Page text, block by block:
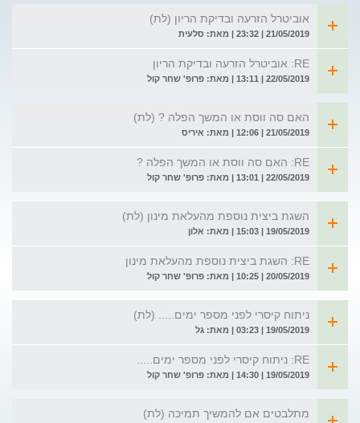
אוביטרל הזרעה ובדיקת הריון (לת)
21/05/2019 | 23:32 | מאת: סלעית
RE: אוביטרל הזרעה ובדיקת הריון
22/05/2019 | 13:11 | מאת: פרופ' שחר קול
האם סה ווסת או המשך הפלה ? (לת)
21/05/2019 | 12:06 | מאת: איריס
RE: האם סה ווסת או המשך הפלה ?
22/05/2019 | 13:01 | מאת: פרופ' שחר קול
השגת ביצית נוספת מהעלאת מינון (לת)
19/05/2019 | 15:03 | מאת: אלון
RE: השגת ביצית נוספת מהעלאת מינון
20/05/2019 | 10:25 | מאת: פרופ' שחר קול
ניתוח קיסרי לפני מספר ימים..... (לת)
19/05/2019 | 03:23 | מאת: גל
RE: ניתוח קיסרי לפני מספר ימים.....
19/05/2019 | 14:30 | מאת: פרופ' שחר קול
מתלבטים אם להמשיך תמיכה (לת)